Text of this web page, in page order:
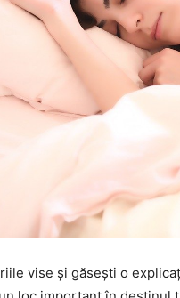
vise și găsești o